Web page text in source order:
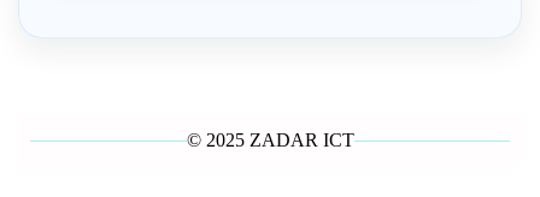
© 2025 ZADAR ICT